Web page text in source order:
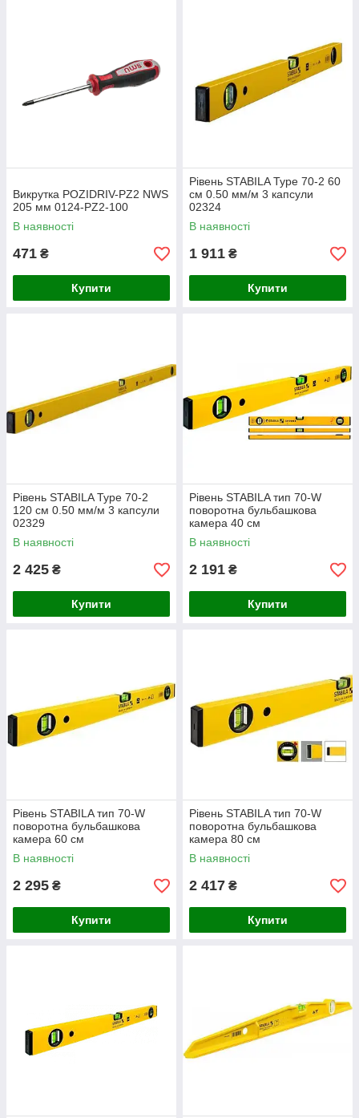
Викрутка POZIDRIV-PZ2 NWS
205 мм 0124-PZ2-100
В наявності
471 ₴
Купити
Рівень STABILA Type 70-2 60
см 0.50 мм/м 3 капсули
02324
В наявності
1 911 ₴
Купити
Рівень STABILA Type 70-2
120 см 0.50 мм/м 3 капсули
02329
В наявності
2 425 ₴
Купити
Рівень STABILA тип 70-W
поворотна бульбашкова
камера 40 см
В наявності
2 191 ₴
Купити
Рівень STABILA тип 70-W
поворотна бульбашкова
камера 60 см
В наявності
2 295 ₴
Купити
Рівень STABILA тип 70-W
поворотна бульбашкова
камера 80 см
В наявності
2 417 ₴
Купити